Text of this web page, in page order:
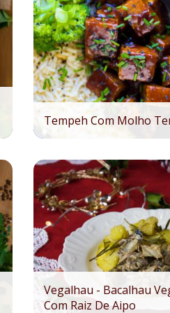
Tempeh Com Molho
Vegalhau - Bacalhau
Com Raiz De Aipo